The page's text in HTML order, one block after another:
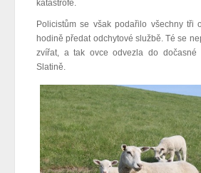
katastrofě.
Policistům se však podařilo všechny tři
hodině předat odchytové službě. Té se
zvířat, a tak ovce odvezla do dočasné
Slatině.